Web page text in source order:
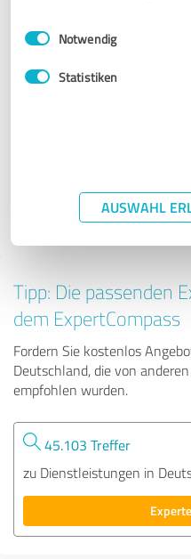
Impressum
Einwilligungsauswahl
Notwendig
Statistiken
AUSWAHL
Anbietern
5.00 von 5
Tipp: Die passenden
dem ExpertCompass
Fordern Sie kostenlos
Deutschland, die von
empfohlen wurden.
45.103 Treffer
zu Dienstleistungen in